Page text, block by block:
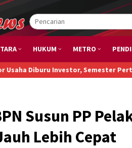
HUKUM METRO
Investor, Semester Pertama 2026
Susun PP
Lebih Cepat